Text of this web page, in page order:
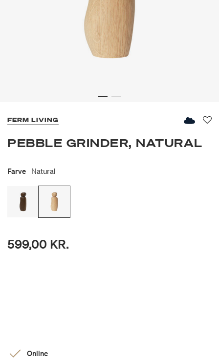
FERM LIVING
PEBBLE GRINDER, NATURAL
Farve Natural
599,00 KR.
Online